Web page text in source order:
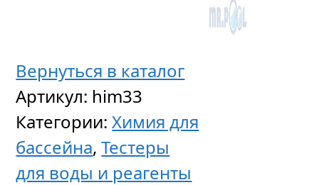
Вернуться в каталог
Артикул: him33
Категории:Химия для
бассейна,Тестеры
для воды и реагенты